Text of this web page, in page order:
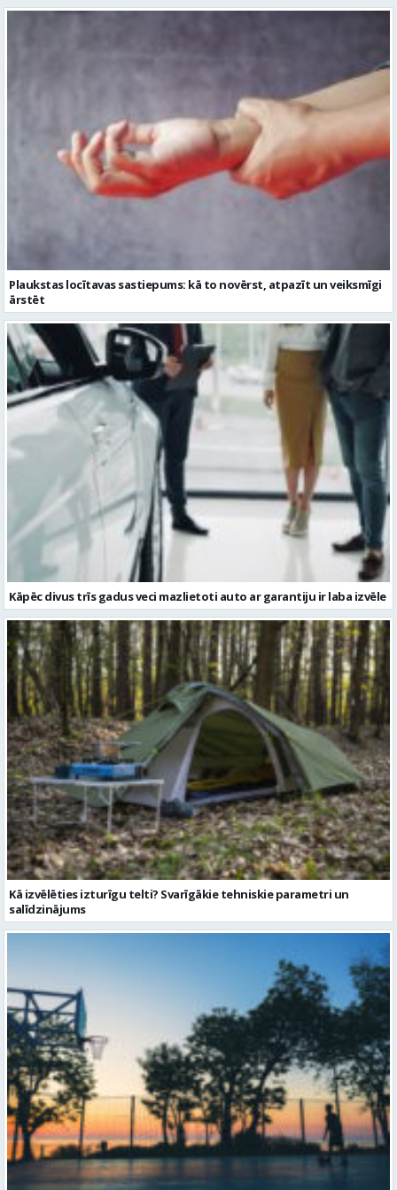
Plaukstas locītavas sastiepums: kā to novērst, atpazīt un veiksmīgi
ārstēt
Kāpēc divus trīs gadus veci mazlietoti auto ar garantiju ir laba izvēle
Kā izvēlēties izturīgu telti? Svarīgākie tehniskie parametri un
salīdzinājums